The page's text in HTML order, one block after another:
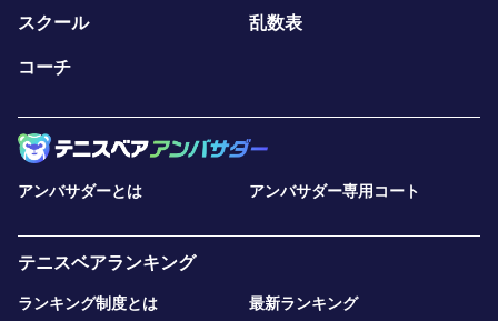
スクール 乱数表
コーチ
アンバサダーとは アンバサダー専用コート
テニスベアランキング
ランキング制度とは 最新ランキング